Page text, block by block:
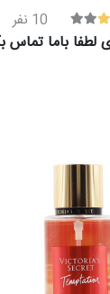
10 نفر
لطفا باما تماس